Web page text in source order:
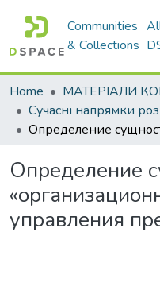
Communities
& Collections
Home
Определение
управления